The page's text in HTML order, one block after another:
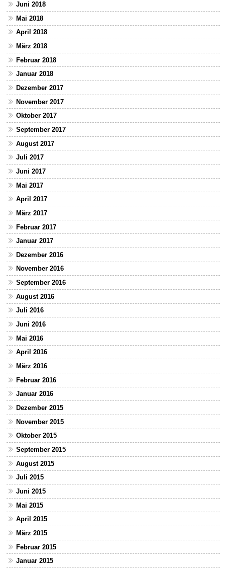
Juni 2018
Mai 2018
April 2018
März 2018
Februar 2018
Januar 2018
Dezember 2017
November 2017
Oktober 2017
September 2017
August 2017
Juli 2017
Juni 2017
Mai 2017
April 2017
März 2017
Februar 2017
Januar 2017
Dezember 2016
November 2016
September 2016
August 2016
Juli 2016
Juni 2016
Mai 2016
April 2016
März 2016
Februar 2016
Januar 2016
Dezember 2015
November 2015
Oktober 2015
September 2015
August 2015
Juli 2015
Juni 2015
Mai 2015
April 2015
März 2015
Februar 2015
Januar 2015